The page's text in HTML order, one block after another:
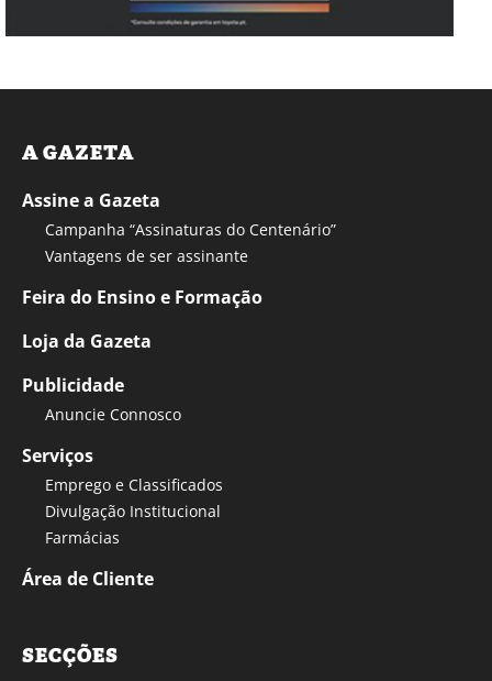
A GAZETA
Assine a Gazeta
Campanha “Assinaturas do Centenário”
Vantagens de ser assinante
Feira do Ensino e Formação
Loja da Gazeta
Publicidade
Anuncie Connosco
Serviços
Emprego e Classificados
Divulgação Institucional
Farmácias
Área de Cliente
SECÇÕES